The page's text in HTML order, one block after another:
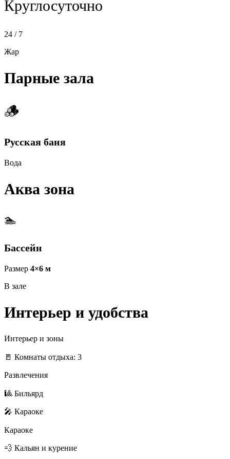
Круглосуточно
24 / 7
Жар
Парные зала
🪵
Русская баня
Вода
Аква зона
🏊
Бассейн
Размер 4×6 м
В зале
Интерьер и удобства
Интерьер и зоны
🚪 Комнаты отдыха: 3
Развлечения
🎱 Бильярд
🎤 Караоке
Караоке
💨 Кальян и курение